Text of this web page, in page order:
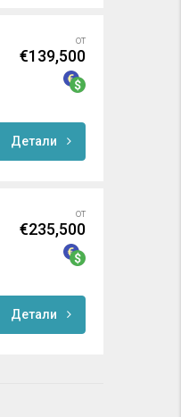
от
€139,500
Детали
от
€235,500
Детали